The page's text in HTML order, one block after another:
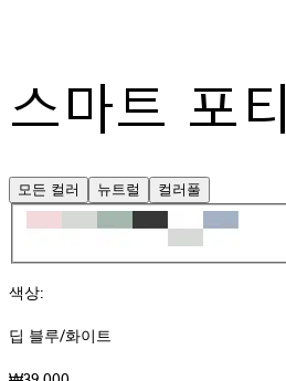
스마트 포티
모든 컬러 뉴트럴 컬러풀
색상:
딥 블루/화이트